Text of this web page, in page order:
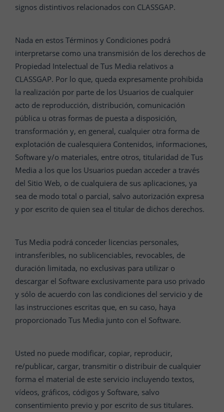
signos distintivos relacionados con CLASSGAP.
Nada en estos Términos y Condiciones podrá
interpretarse como una transmisión de los derechos de
Propiedad Intelectual de Tus Media relativos a
CLASSGAP. Por lo que, queda expresamente prohibida
la realización por parte de los Usuarios de cualquier
acto de reproducción, distribución, comunicación
pública u otras formas de puesta a disposición,
transformación y, en general, cualquier otra forma de
explotación de cualesquiera Contenidos, informaciones,
Software y/o materiales, entre otros, titularidad de Tus
Media a los que los Usuarios puedan acceder a través
del Sitio Web, o de cualquiera de sus aplicaciones, ya
sea de modo total o parcial, salvo autorización expresa
y por escrito de quien sea el titular de dichos derechos.
Tus Media podrá conceder licencias personales,
intransferibles, no sublicenciables, revocables, de
duración limitada, no exclusivas para utilizar o
descargar el Software exclusivamente para uso privado
y sólo de acuerdo con las condiciones del servicio y de
las instrucciones escritas que, en su caso, haya
proporcionado Tus Media junto con el Software.
Usted no puede modificar, copiar, reproducir,
re/publicar, cargar, transmitir o distribuir de cualquier
forma el material de este servicio incluyendo textos,
vídeos, gráficos, códigos y Software, salvo
consentimiento previo y por escrito de sus titulares.